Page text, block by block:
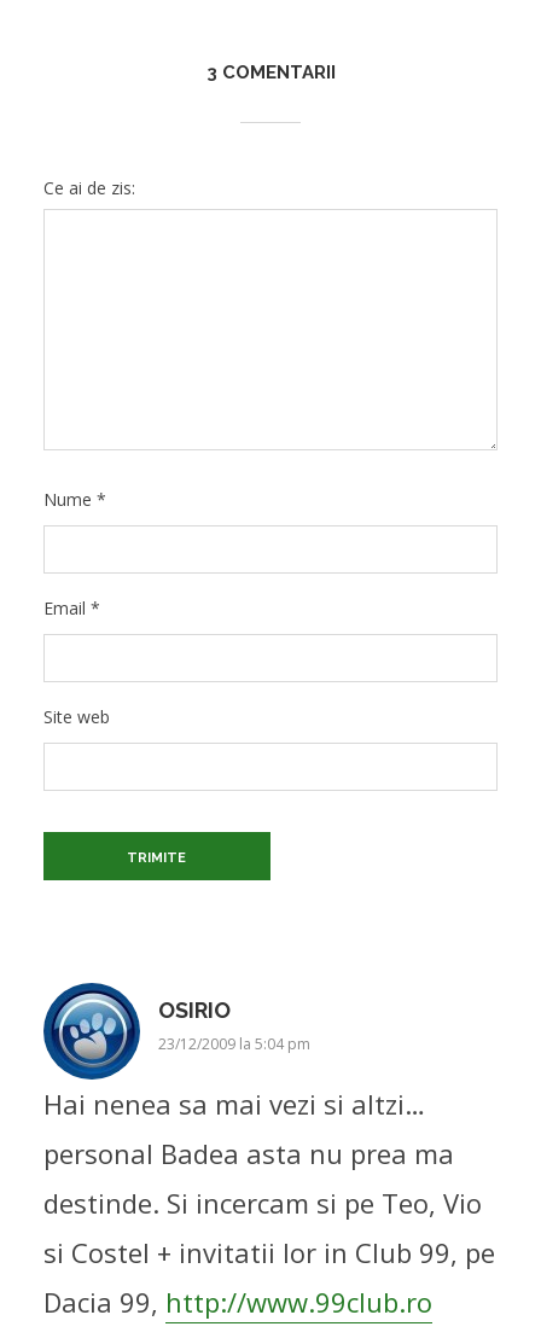
3 COMENTARII
Ce ai de zis:
Nume *
Email *
Site web
OSIRIO
23/12/2009 la 5:04 pm
Hai nenea sa mai vezi si altzi…
personal Badea asta nu prea ma
destinde. Si incercam si pe Teo, Vio
si Costel + invitatii lor in Club 99, pe
Dacia 99, http://www.99club.ro